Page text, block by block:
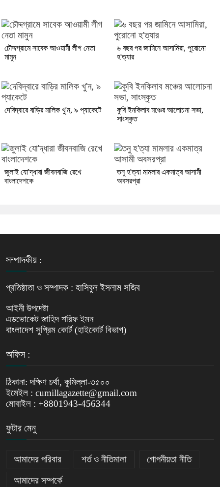
চৌদ্দগ্রামে সাবেক আওয়ামী লীগ নেতা
মামুন
৬ বছর পর জামিনে আসামিরা, পুরোনো
হ'ত্যার
দেবিদ্বারে বাড়ির মালিক খু'ন, ৯ প্যাকেটে
কুবি ইনকিলাব মঞ্চের আলোচনা সভা,
সাংস্কৃত
জুলাই যো'দ্ধারা জীবনবাজি রেখে
বাংলাদেশকে
তনু হ'ত্যা মামলার একমাত্র আসামী
অবসরপ্রা
সম্পাদকীয় :
প্রতিষ্ঠাতা ও সম্পাদক : হাসিবুল ইসলাম সজিব
আইনী উপদেষ্টা
এডভোকেট জাহিদ শরিফ ইমন
বাংলাদেশ সুপ্রিম কোর্ট (হাইকোর্ট বিভাগ)
অফিস :
ঠিকানা: দক্ষিণ চর্থা, কুমিল্লা-৩৫০০
ইমেইল : cumillagazette@gmail.com
মোবাইল : +8801943-456344
ফুটার মেনু
আমাদের পরিবার শর্ত ও নীতিমালা গোপনীয়তা নীতি
আমাদের সম্পর্কে